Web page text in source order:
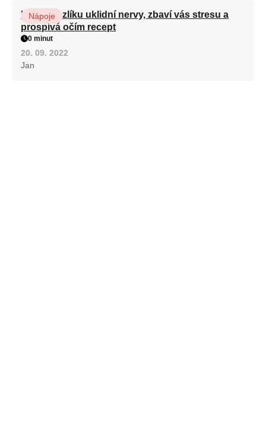
Kořen kozlíku uklidní nervy, zbaví vás stresu a
prospívá očím recept
Nápoje
0 minut
20. 09. 2022
Jan